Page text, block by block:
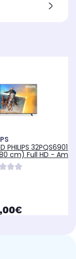
PHILIPS 32PQS6901
cm) Full HD -
TV